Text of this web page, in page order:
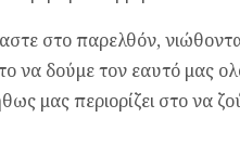
στο παρελθόν,
να δούμε τον εαυτό μας
μας περιορίζει στο να